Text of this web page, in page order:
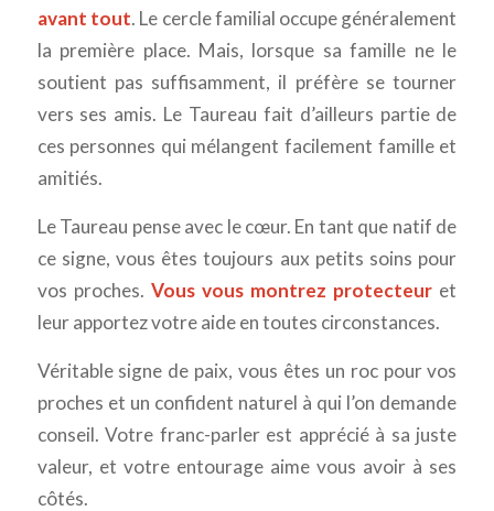
avant tout. Le cercle familial occupe généralement
la première place. Mais, lorsque sa famille ne le
soutient pas suffisamment, il préfère se tourner
vers ses amis. Le Taureau fait d’ailleurs partie de
ces personnes qui mélangent facilement famille et
amitiés.
Le Taureau pense avec le cœur. En tant que natif de
ce signe, vous êtes toujours aux petits soins pour
vos proches. Vous vous montrez protecteur et
leur apportez votre aide en toutes circonstances.
Véritable signe de paix, vous êtes un roc pour vos
proches et un confident naturel à qui l’on demande
conseil. Votre franc-parler est apprécié à sa juste
valeur, et votre entourage aime vous avoir à ses
côtés.